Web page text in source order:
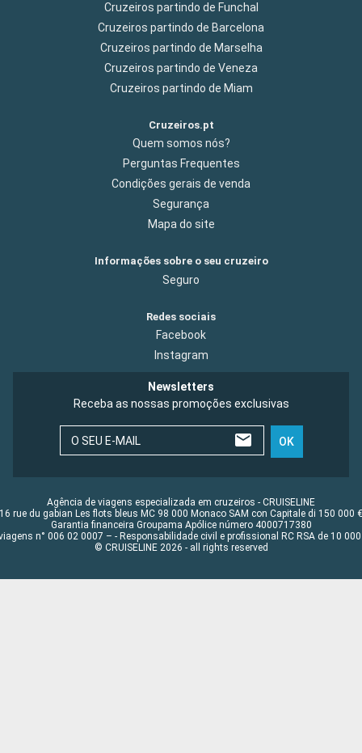
Cruzeiros partindo de Funchal
Cruzeiros partindo de Barcelona
Cruzeiros partindo de Marselha
Cruzeiros partindo de Veneza
Cruzeiros partindo de Miam
Cruzeiros.pt
Quem somos nós?
Perguntas Frequentes
Condições gerais de venda
Segurança
Mapa do site
Informações sobre o seu cruzeiro
Seguro
Redes sociais
Facebook
Instagram
Newsletters
Receba as nossas promoções exclusivas
O SEU E-MAIL OK
Agência de viagens especializada em cruzeiros - CRUISELINE
16 rue du gabian Les flots bleus MC 98 000 Monaco SAM con Capitale di 150 000 €
Garantia financeira Groupama Apólice número 4000717380
n° 006 02 0007 – - Responsabilidade civil e profissional RC RSA de 10 000
© CRUISELINE 2026 - all rights reserved